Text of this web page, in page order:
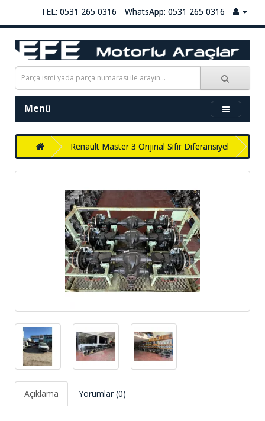
TEL: 0531 265 0316 WhatsApp: 0531 265 0316
Menü
Renault Master 3 Orijinal Sıfır Diferansiyel
Açıklama Yorumlar (0)